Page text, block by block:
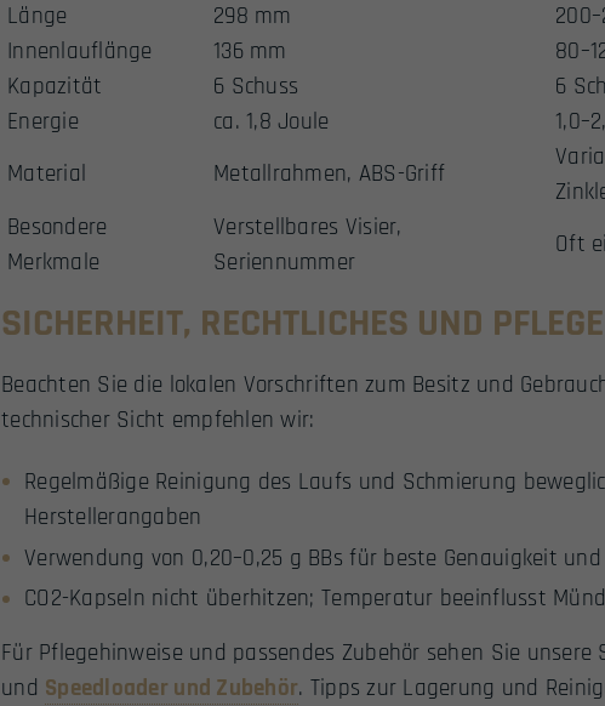
Länge
298 mm
Innenlauflänge
136 mm
Kapazität
6 Schuss
6
Energie
ca. 1,8 Joule
Material
Metallrahmen, ABS-Griff
Besondere
Merkmale
Verstellbares Visier,
Seriennummer
Oft
SICHERHEIT, RECHTLICHES UND PFLEGE
Beachten Sie die lokalen Vorschriften zum Besitz und
technischer Sicht empfehlen wir:
Regelmäßige Reinigung des Laufs und Schmierung
Herstellerangaben
Verwendung von 0,20–0,25 g BBs für beste Genauigkeit
CO2-Kapseln nicht überhitzen; Temperatur beeinflusst
Für Pflegehinweise und passendes Zubehör sehen Sie unsere
und Speedloader und Zubehör. Tipps zur Lagerung und